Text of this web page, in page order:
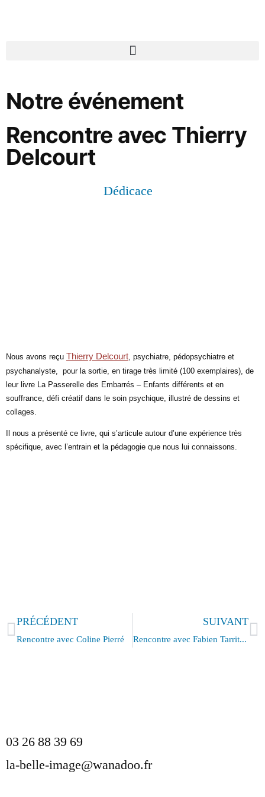
Notre événement
Rencontre avec Thierry
Delcourt
Dédicace
Nous avons reçu Thierry Delcourt, psychiatre, pédopsychiatre et
psychanalyste, pour la sortie, en tirage très limité (100 exemplaires), de
leur livre La Passerelle des Embarrés – Enfants différents et en
souffrance, défi créatif dans le soin psychique, illustré de dessins et
collages.
Il nous a présenté ce livre, qui s’articule autour d’une expérience très
spécifique, avec l’entrain et la pédagogie que nous lui connaissons.
PRÉCÉDENT
Rencontre avec Coline Pierré
SUIVANT
Rencontre avec Fabien Tarrit et Pierre-Etienne Vandamme
03 26 88 39 69
la-belle-image@wanadoo.fr